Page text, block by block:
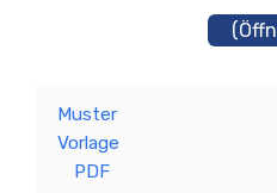
Muster
Vorlage
PDF